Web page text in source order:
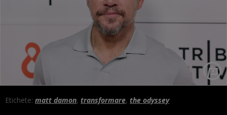
Etichete: matt damon, transformare, the odyssey